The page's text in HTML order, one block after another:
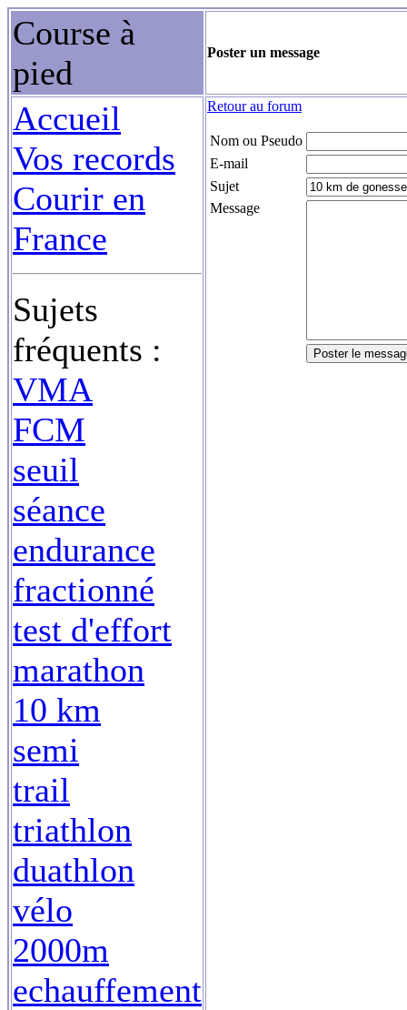
Course à
pied
Poster un message
Accueil
Vos records
Courir en
France
Sujets
fréquents :
VMA
FCM
seuil
séance
endurance
fractionné
test d'effort
marathon
10 km
semi
trail
triathlon
duathlon
vélo
2000m
echauffement
Retour au forum
Nom ou Pseudo
E-mail
Sujet
Message